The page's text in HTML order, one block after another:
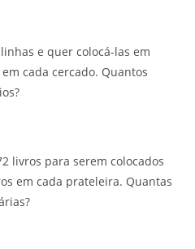
e quer colocá-las em
cada cercado. Quantos
livros para serem colocados
em cada prateleira. Quantas